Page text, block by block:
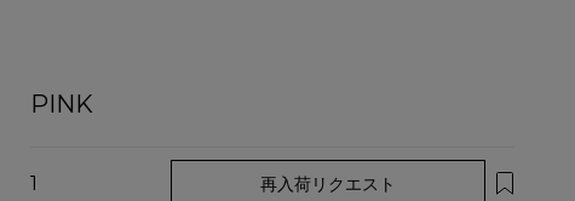
PINK
1 再入荷リクエスト